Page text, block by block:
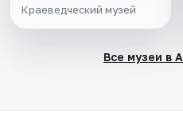
Краеведческий музей
Все музеи в